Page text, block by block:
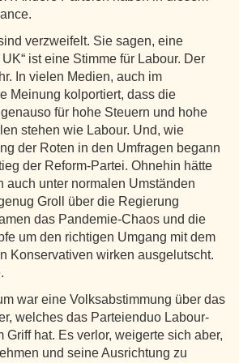
verzweifelt. Sie sagen, eine
ist eine Stimme für Labour. Der
In vielen Medien, auch im
Meinung kolportiert, dass die
für hohe Steuern und hohe
stehen wie Labour. Und, wie
der Roten in den Umfragen begann
der Reform-Partei. Ohnehin hätte
auch unter normalen Umständen
Groll über die Regierung
das Pandemie-Chaos und die
um den richtigen Umgang mit dem
Konservativen wirken ausgelutscht.
war eine Volksabstimmung über das
welches das Parteienduo Labour-
Griff hat. Es verlor, weigerte sich aber,
und seine Ausrichtung zu